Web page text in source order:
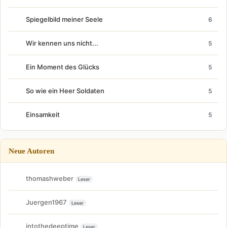
Spiegelbild meiner Seele 6
Wir kennen uns nicht... 5
Ein Moment des Glücks 5
So wie ein Heer Soldaten 5
Einsamkeit 5
Neue Autoren
thomashweber Leser
Juergen1967 Leser
intothedeeptime Leser